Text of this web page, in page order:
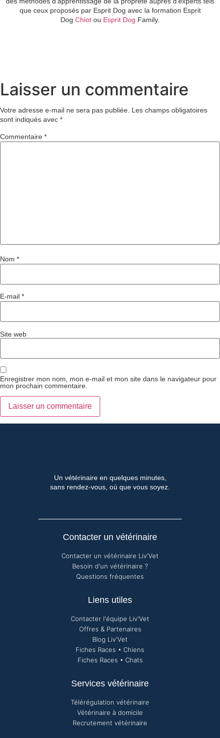
que ceux proposés par Esprit Dog avec la formation Esprit
Dog Chiot ou Esprit Dog Family.
Laisser un commentaire
Votre adresse e-mail ne sera pas publiée. Les champs obligatoires
sont indiqués avec *
Commentaire *
Nom *
E-mail *
Site web
Enregistrer mon nom, mon e-mail et mon site dans le navigateur pour
mon prochain commentaire.
Un vétérinaire en quelques minutes,
sans rendez-vous, où que vous soyez.
Contacter un vétérinaire
Contacter un vétérinaire Liv'Vet
Besoin d'un vétérinaire ?
Questions fréquentes
Liens utiles
Contacter l'équipe Liv'Vet
Offres & Partenaires
Blog Liv'Vet
Fiches Races • Chiens
Fiches Races • Chats
Services vétérinaire
Télérégulation vétérinaire
Vétérinaire à domicile
Recrutement vétérinaire